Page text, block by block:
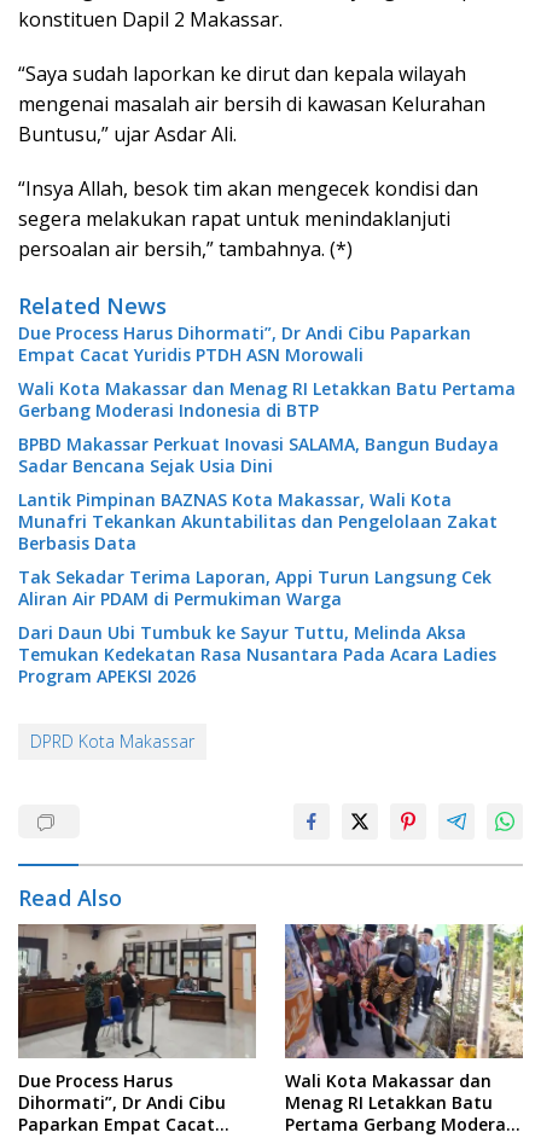
konstituen Dapil 2 Makassar.
“Saya sudah laporkan ke dirut dan kepala wilayah
mengenai masalah air bersih di kawasan Kelurahan
Buntusu,” ujar Asdar Ali.
“Insya Allah, besok tim akan mengecek kondisi dan
segera melakukan rapat untuk menindaklanjuti
persoalan air bersih,” tambahnya. (*)
Related News
Due Process Harus Dihormati”, Dr Andi Cibu Paparkan
Empat Cacat Yuridis PTDH ASN Morowali
Wali Kota Makassar dan Menag RI Letakkan Batu Pertama
Gerbang Moderasi Indonesia di BTP
BPBD Makassar Perkuat Inovasi SALAMA, Bangun Budaya
Sadar Bencana Sejak Usia Dini
Lantik Pimpinan BAZNAS Kota Makassar, Wali Kota
Munafri Tekankan Akuntabilitas dan Pengelolaan Zakat
Berbasis Data
Tak Sekadar Terima Laporan, Appi Turun Langsung Cek
Aliran Air PDAM di Permukiman Warga
Dari Daun Ubi Tumbuk ke Sayur Tuttu, Melinda Aksa
Temukan Kedekatan Rasa Nusantara Pada Acara Ladies
Program APEKSI 2026
DPRD Kota Makassar
Read Also
Due Process Harus
Dihormati”, Dr Andi Cibu
Paparkan Empat Cacat
Wali Kota Makassar dan
Menag RI Letakkan Batu
Pertama Gerbang Moderasi